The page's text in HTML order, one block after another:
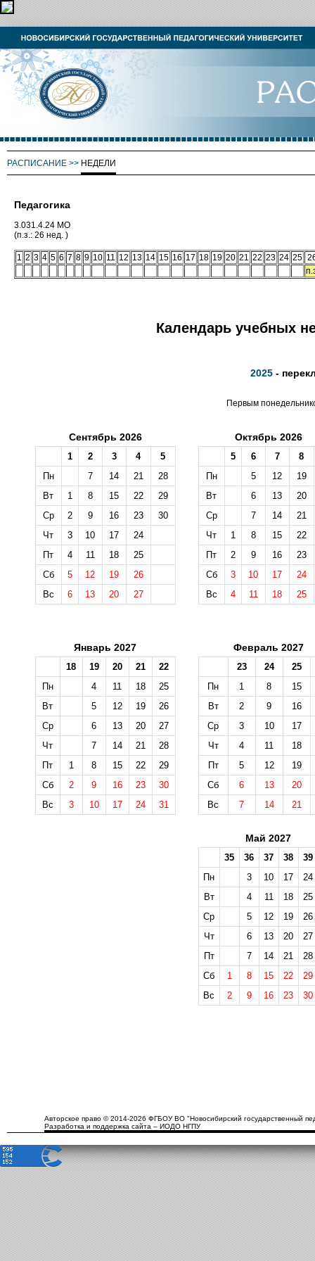
РАСПИСАНИЕ >> НЕДЕЛИ
Педагогика
3.031.4.24 МО
(п.з.: 26 нед. )
1 2 3 4 5 6 7 8 9 10 11 12 13 14 15 16 17 18 19 20 21 22 23 24 25
Календарь учебных
2025 -
Первым
Сентябрь 2026
1 2 3 4
5
Пн
7 14 21
28
Вт
1 8 15 22
29
Ср
2 9 16 23
30
Чт
3 10 17
24
Пт
4 11 18
25
Сб
5 12 19
26
Вс
6 13 20 27
Октябрь 2026
5 6 7
8
Пн
5 12
19
Вт
6 13
20
Ср
7 14
21
Чт
1 8 15
22
Пт
2 9 16
23
Сб
3 10 17
24
Вс
4 11 18 25
Январь 2027
18 19 20 21
22
Пн
4 11 18
25
Вт
5 12 19
26
Ср
6 13 20
27
Чт
7 14 21
28
Пт
1 8 15 22
29
Сб
2 9 16 23
30
Вс
3 10 17 24 31
Февраль 2027
23 24
25
Пн
1 8
15
Вт
2 9
16
Ср
3 10
17
Чт
4 11
18
Пт
5 12
19
Сб
6 13
20
Вс
7 14 21
Май 2027
35 36 37 38
39
Пн
3 10 17
24
Вт
4 11 18
25
Ср
5 12 19
26
Чт
6 13 20
27
Пт
7 14 21
28
Сб
1 8 15 22
29
Вс
2 9 16 23 30
Авторское право © 2014-2026 ФГБОУ ВО "Новосибирский государственный
Разработка и поддержка сайта – ИОДО НГПУ